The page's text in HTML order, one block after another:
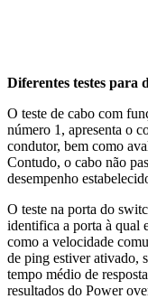
Diferentes testes para
O teste de cabo com
número 1, apresenta o
condutor, bem como
Contudo, o cabo não
desempenho
O teste na porta do
identifica a porta à qual
como a velocidade
de ping estiver ativado,
tempo médio de
resultados do Power